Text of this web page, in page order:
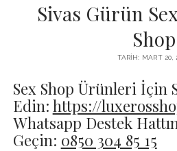
Sivas Gürün
Shop
TARIH: MART 20,
Sex Shop Ürünleri İçin
Edin: https://
Whatsapp Destek
Geçin: 0850 304 85 15